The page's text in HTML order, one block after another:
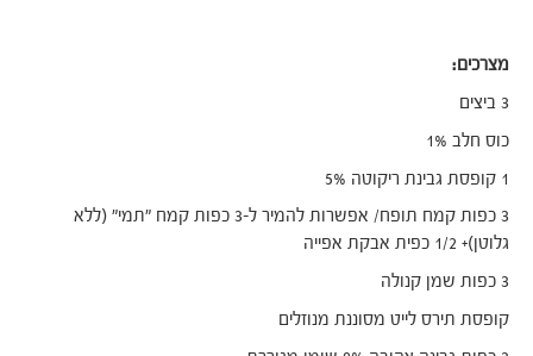
מצרכים:
3 ביצים
כוס חלב 1%
1 קופסת גבינת ריקוטה 5%
3 כפות קמח תופח/ אפשרות להמיר ל-3 כפות קמח "תמי" (ללא
גלוטן)+ 1/2 כפית אבקת אפייה
3 כפות שמן קנולה
קופסת תירס לייט מסוננת מנוזלים